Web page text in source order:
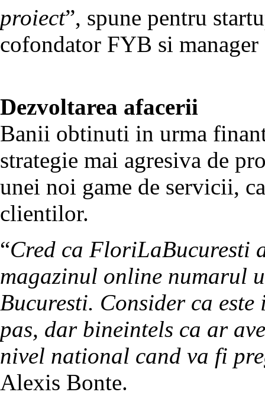
proiect”, spune pentru
cofondator FYB si
Dezvoltarea afacerii
Banii obtinuti in urma
strategie mai agresiva de
unei noi game de servicii,
clientilor.
“Cred ca FloriLaBucuresti
magazinul online numarul
Bucuresti. Consider ca
pas, dar bineintels ca ar
nivel national cand va fi
Alexis Bonte.